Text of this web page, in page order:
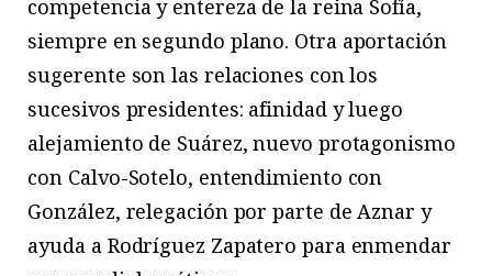
competencia y entereza de la reina Sofía,
siempre en segundo plano. Otra aportación
sugerente son las relaciones con los
sucesivos presidentes: afinidad y luego
alejamiento de Suárez, nuevo protagonismo
con Calvo-Sotelo, entendimiento con
González, relegación por parte de Aznar y
ayuda a Rodríguez Zapatero para enmendar